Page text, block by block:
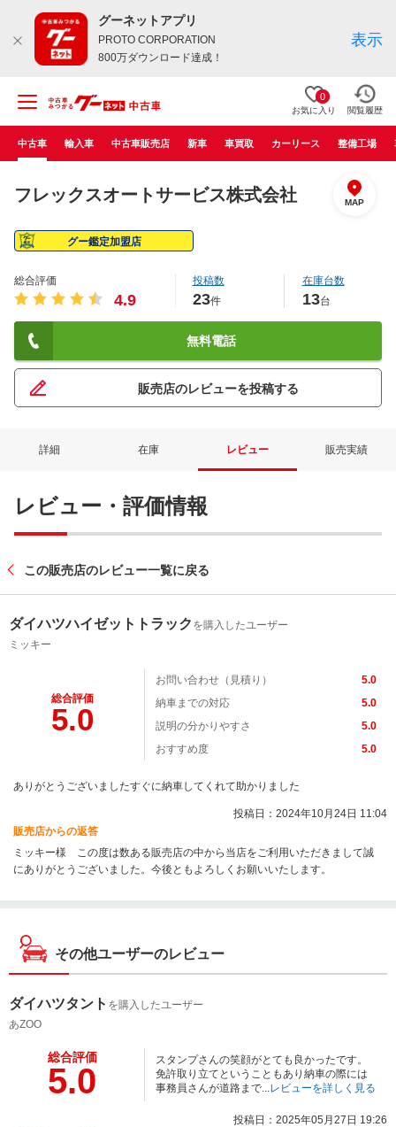
グーネットアプリ
PROTO CORPORATION
800万ダウンロード達成！
表示
0
お気に入り 閲覧履歴
中古車 輸入車 中古車販売店 新車 車買取 カーリース 整備工場
フレックスオートサービス株式会社 MAP
グー鑑定加盟店
総合評価
4.9
投稿数
23件
在庫台数
13台
無料電話
販売店のレビューを投稿する
詳細 在庫 レビュー 販売実績
レビュー・評価情報
この販売店のレビュー一覧に戻る
ダイハツハイゼットトラック を購入したユーザー
ミッキー
総合評価
5.0
お問い合わせ（見積り）
5.0
納車までの対応
5.0
説明の分かりやすさ
5.0
おすすめ度
5.0
ありがとうございましたすぐに納車してくれて助かりました
投稿日：2024年10月24日 11:04
販売店からの返答
ミッキー様 この度は数ある販売店の中から当店をご利用いただきまして誠
にありがとうございました。今後ともよろしくお願いいたします。
その他ユーザーのレビュー
ダイハツタント を購入したユーザー
あZOO
総合評価
5.0
スタンプさんの笑顔がとても良かったです。
免許取り立てということもあり納車の際には
事務員さんが道路まで...レビューを詳しく見る
投稿日：2025年05月27日 19:26